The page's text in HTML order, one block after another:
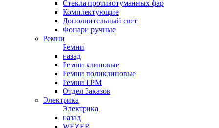
Стекла противотуманных фар
Комплектующие
Дополнительный свет
Фонари ручные
Ремни
Ремни
назад
Ремни клиновые
Ремни поликлиновые
Ремни ГРМ
Отдел Заказов
Электрика
Электрика
назад
WEZER